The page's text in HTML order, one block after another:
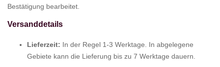
Bestätigung bearbeitet.
Versanddetails
Lieferzeit: In der Regel 1-3 Werktage. In abgelegene
Gebiete kann die Lieferung bis zu 7 Werktage dauern.